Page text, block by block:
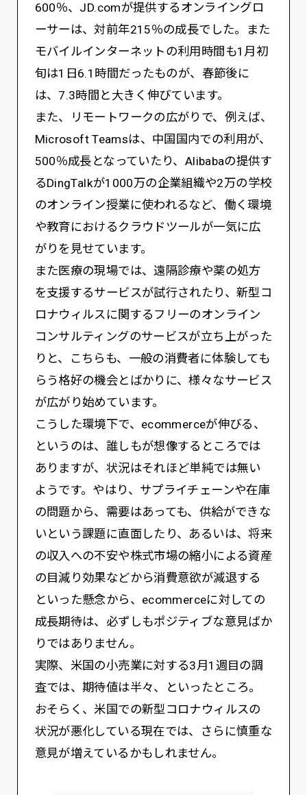
600％、JD.comが提供するオンライングロ
ーサーは、対前年215％の成長でした。また
モバイルインターネットの利用時間も1月初
旬は1日6.1時間だったものが、春節後に
は、7.3時間と大きく伸びています。
また、リモートワークの広がりで、例えば、
Microsoft Teamsは、中国国内での利用が、
500％成長となっていたり、Alibabaの提供す
るDingTalkが1000万の企業組織や2万の学校
のオンライン授業に使われるなど、働く環境
や教育におけるクラウドツールが一気に広
がりを見せています。
また医療の現場では、遠隔診療や薬の処方
を支援するサービスが試行されたり、新型コ
ロナウィルスに関するフリーのオンライン
コンサルティングのサービスが立ち上がった
りと、こちらも、一般の消費者に体験しても
らう格好の機会とばかりに、様々なサービス
が広がり始めています。
こうした環境下で、ecommerceが伸びる、
というのは、誰しもが想像するところでは
ありますが、状況はそれほど単純では無い
ようです。やはり、サプライチェーンや在庫
の問題から、需要はあっても、供給ができな
いという課題に直面したり、あるいは、将来
の収入への不安や株式市場の縮小による資産
の目減り効果などから消費意欲が減退する
といった懸念から、ecommerceに対しての
成長期待は、必ずしもポジティブな意見ばか
りではありません。
実際、米国の小売業に対する3月1週目の調
査では、期待値は半々、といったところ。
おそらく、米国での新型コロナウィルスの
状況が悪化している現在では、さらに慎重な
意見が増えているかもしれません。